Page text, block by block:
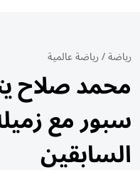
رياضة/رياضة عالمية
محمد صلاح
سبور مع
السابقين